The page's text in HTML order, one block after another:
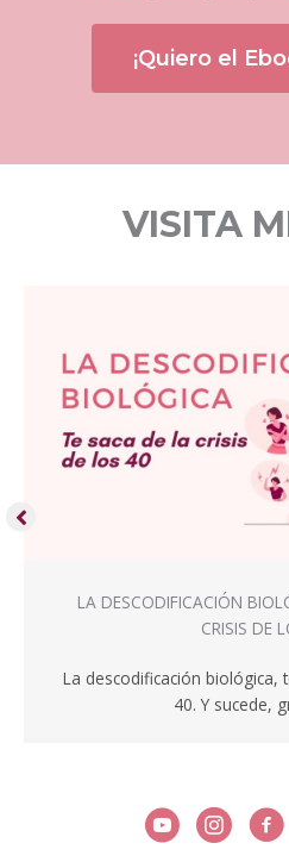
¡Quiero el
VISITA
LA DESCODIFICACIÓN
CRISIS DE
La descodificación biológica,
40. Y sucede,